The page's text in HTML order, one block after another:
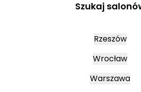
Szukaj
Rzeszów
Wrocław
Warszawa